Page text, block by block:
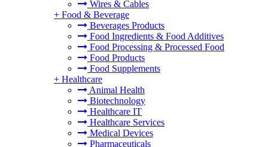
Wires & Cables
+ Food & Beverage
Beverages Products
Food Ingredients & Food Additives
Food Processing & Processed Food
Food Products
Food Supplements
+ Healthcare
Animal Health
Biotechnology
Healthcare IT
Healthcare Services
Medical Devices
Pharmaceuticals